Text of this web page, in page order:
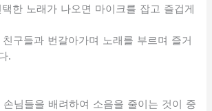
한 노래가 나오면 마이크를 잡고 즐겁게
구들과 번갈아가며 노래를 부르며 즐거
.
손님들을 배려하여 소음을 줄이는 것이 중